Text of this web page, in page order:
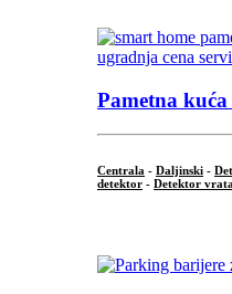
Pametna
Centrala - Daljinski -
detektor - Detektor